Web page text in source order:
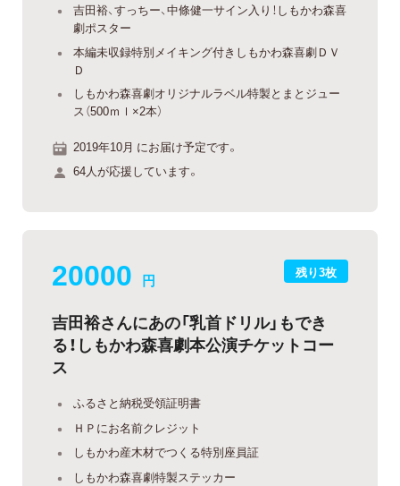
吉田裕、すっちー、中條健一サイン入り！しもかわ森喜
劇ポスター
本編未収録特別メイキング付きしもかわ森喜劇ＤＶ
Ｄ
しもかわ森喜劇オリジナルラベル特製とまとジュー
ス（500ｍｌ×2本）
2019年10月 にお届け予定です。
64人が応援しています。
残り3枚
20000 円
吉田裕さんにあの「乳首ドリル」もでき
る！しもかわ森喜劇本公演チケットコー
ス
ふるさと納税受領証明書
ＨＰにお名前クレジット
しもかわ産木材でつくる特別座員証
しもかわ森喜劇特製ステッカー